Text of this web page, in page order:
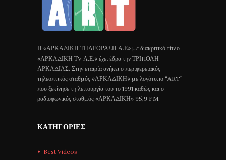
Η «ΑΡΚΑΔΙΚΗ ΤΗΛΕΟΡΑΣΗ Α.Ε» με διακριτικό τίτλο
«ΑΡΚΑΔΙΚΗ ΤV Α.Ε.» έχει έδρα την ΤΡΙΠΟΛΗ
ΑΡΚΑΔΙΑΣ. Στην εταιρία ανήκει ο περιφερειακός
τηλεοπτικός σταθμός «ΑΡΚΑΔΙΚΗ» με λογότυπο “ART”
που ξεκίνησε τη λειτουργία του το 1991 καθώς και ο
ραδιοφωνικός σταθμός «ΑΡΚΑΔΙΚΗ» 95,9 FM.
ΚΑΤΗΓΟΡΊΕΣ
Best Videos